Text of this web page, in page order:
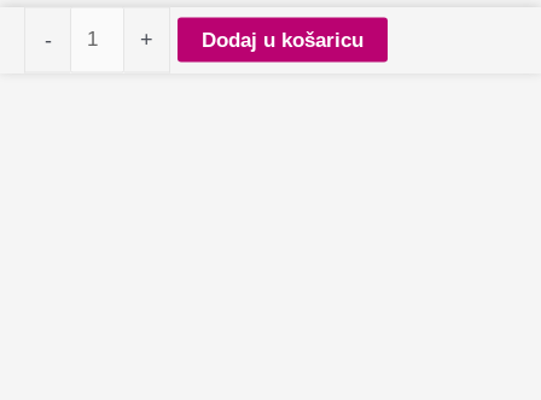
- + Dodaj u košaricu